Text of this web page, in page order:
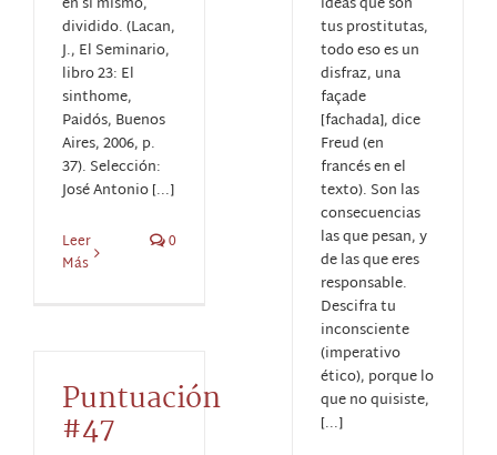
dividido. (Lacan,
J., El Seminario,
libro 23: El
sinthome,
Paidós, Buenos
Aires, 2006, p.
37). Selección:
José Antonio [...]
Leer
Más
0
tus prostitutas,
todo eso es un
disfraz, una
façade
[fachada], dice
Freud (en
francés en el
texto). Son las
consecuencias
las que pesan, y
de las que eres
responsable.
Descifra tu
inconsciente
(imperativo
ético), porque lo
que no quisiste,
[...]
Puntuación
#47